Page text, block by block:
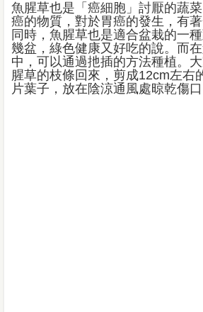
魚腥草也是「癌細胞」討厭的蔬
癌的物質，對於胃癌的發生，有著
同時，魚腥草也是適合盆栽的一
幾盆，綠色健康又好吃的說。而
中，可以通過扡插的方法種植。
腥草的枝條回來，剪成12cm左右
片葉子，放在陰涼通風處晾乾傷口